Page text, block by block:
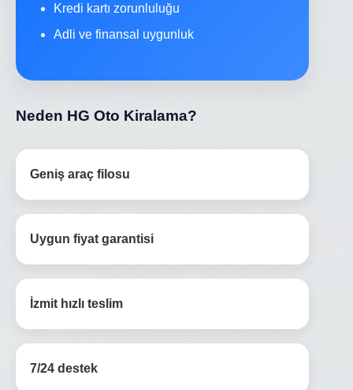
Kredi kartı zorunluluğu
Adli ve finansal uygunluk
Neden HG Oto Kiralama?
Geniş araç filosu
Uygun fiyat garantisi
İzmit hızlı teslim
7/24 destek